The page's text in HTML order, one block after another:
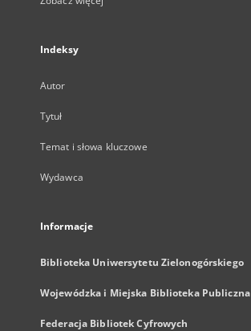
Indeksy
Autor
Tytuł
Temat i słowa kluczowe
Wydawca
Informacje
Biblioteka Uniwersytetu Zielonogórskiego
Wojewódzka i Miejska Biblioteka Publiczna
Federacja Bibliotek Cyfrowych